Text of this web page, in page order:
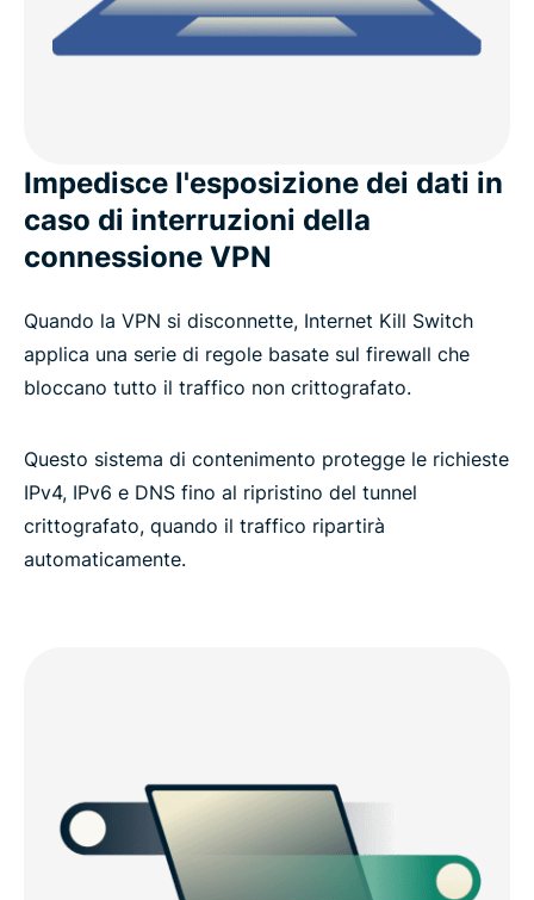
Impedisce l'esposizione dei dati in
caso di interruzioni della
connessione VPN
Quando la VPN si disconnette, Internet Kill Switch
applica una serie di regole basate sul firewall che
bloccano tutto il traffico non crittografato.
Questo sistema di contenimento protegge le richieste
IPv4, IPv6 e DNS fino al ripristino del tunnel
crittografato, quando il traffico ripartirà
automaticamente.